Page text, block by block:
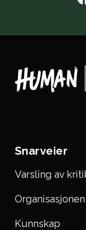
Snarveier
Varsling av
Organisasjonen
Kunnskap